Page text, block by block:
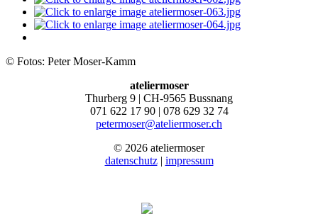
© Fotos: Peter Moser-Kamm
ateliermoser
Thurberg 9 | CH-9565 Bussnang
071 622 17 90 | 078 629 32 74
petermoser@ateliermoser.ch
© 2026 ateliermoser
datenschutz| impressum